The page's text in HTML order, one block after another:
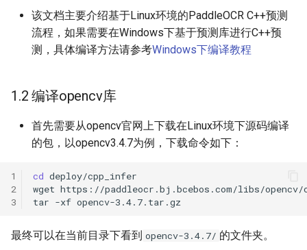
云上飞桨部署工具
Benchmark
项目克隆
配置文件内容与生成
测demo
2.3 运行demo
1. 检测+分类+识别
2. 检测+识别
4. 分类+识别
SVTRv2
ViTSTR
VisionLAN
RobustScanner
该文档主要介绍基于Linux环境的PaddleOCR C++预测
流程，如果需要在Windows下基于预测库进行C++预
测，具体编译方法请参考Windows下编译教程
1.2 编译opencv库
首先需要从opencv官网上下载在Linux环境下源码编译
的包，以opencv3.4.7为例，下载命令如下：
1
2
3
cd
wget
tar -xf
最终可以在当前目录下看到 opencv-3.4.7/ 的文件夹。